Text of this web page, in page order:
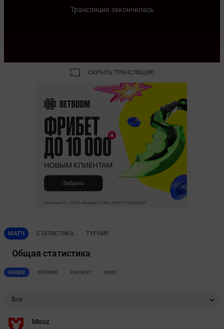
Трансляция закончилась
СКРЫТЬ ТРАНСЛЯЦИЮ
МАТЧ СТАТИСТИКА ТУРНИР
Общая статистика
ОБЩЕЕ INFERNO ANCIENT NUKE
Все
Mouz